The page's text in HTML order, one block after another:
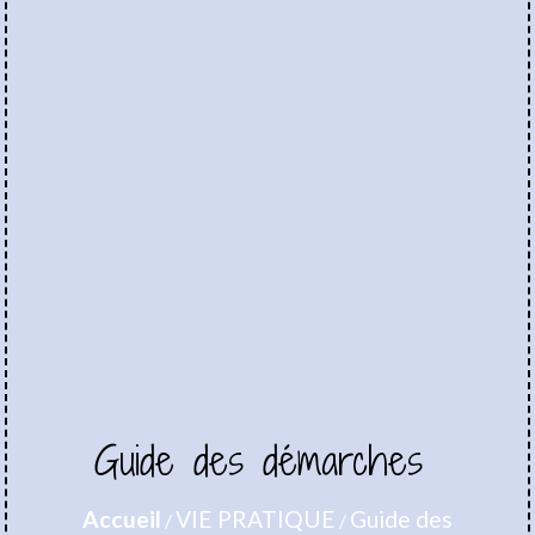
Guide des démarches
Accueil /VIE PRATIQUE / Guide des